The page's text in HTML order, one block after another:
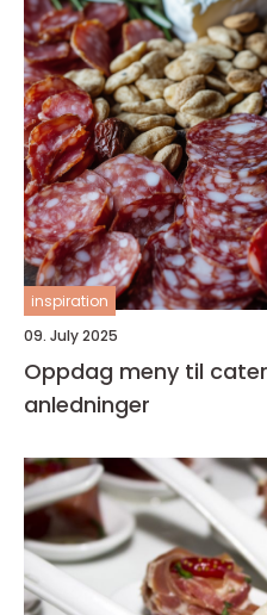
inspiration
09. July 2025
Oppdag meny til
anledninger